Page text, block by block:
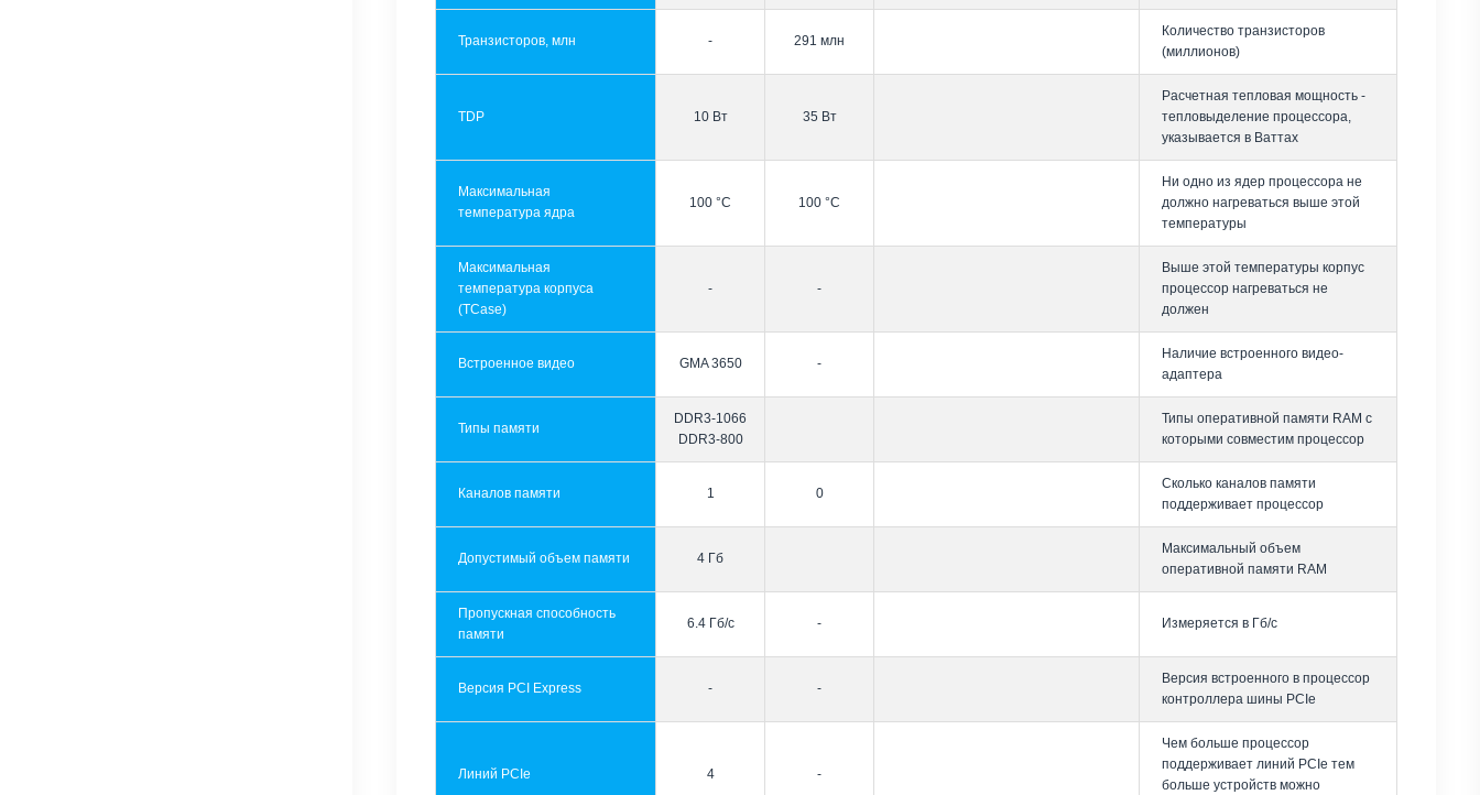
Транзисторов, млн - 291 млн
Количество транзисторов
(миллионов)
TDP 10 Вт 35 Вт
Расчетная тепловая мощность -
тепловыделение процессора,
указывается в Ваттах
Максимальная
температура ядра
100 °C 100 °C
Ни одно из ядер процессора не
должно нагреваться выше этой
температуры
Максимальная
температура корпуса
(TCase)
- -
Выше этой температуры корпус
процессор нагреваться не
должен
Встроенное видео GMA 3650 -
Наличие встроенного видео-
адаптера
Типы памяти
DDR3-1066
DDR3-800
Типы оперативной памяти RAM с
которыми совместим процессор
Каналов памяти 1 0
Сколько каналов памяти
поддерживает процессор
Допустимый объем памяти 4 Гб
Максимальный объем
оперативной памяти RAM
Пропускная способность
памяти
6.4 Гб/с - Измеряется в Гб/с
Версия PCI Express - -
Версия встроенного в процессор
контроллера шины PCIe
Линий PCIe 4 -
Чем больше процессор
поддерживает линий PCIe тем
больше устройств можно